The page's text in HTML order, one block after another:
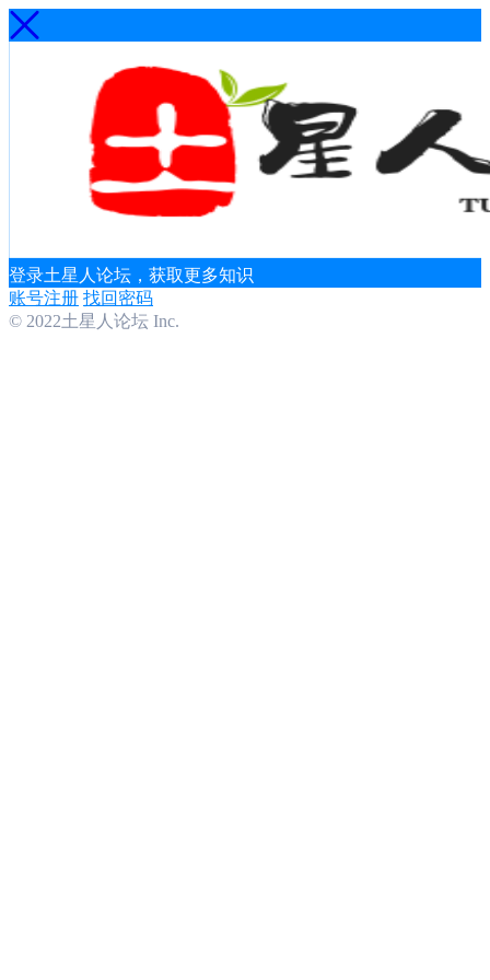
登录土星人论坛，获取更多知识
账号注册 找回密码
© 2022土星人论坛 Inc.